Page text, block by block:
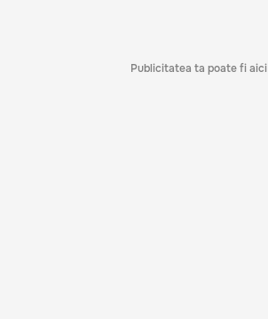
Publicitatea ta poate fi aici